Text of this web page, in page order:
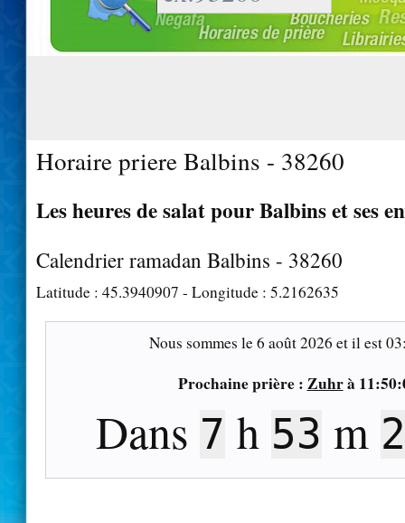
Horaire priere Balbins - 38260
Les heures de salat pour Balbins et ses
Calendrier ramadan Balbins - 38260
Latitude : 45.3940907 - Longitude : 5.2162635
Nous sommes le6 août 2026 et il est
Prochaine prière : Zuhrà
Dans 7 h 53 m